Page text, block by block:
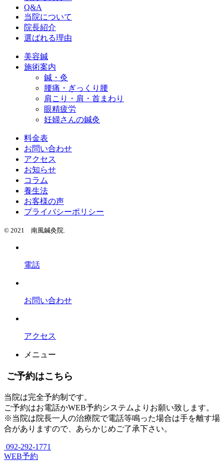
Q&A
当院について
院長紹介
選ばれる理由
美容鍼
施術案内
鍼・灸
腰痛・ぎっくり腰
肩こり・肩・首まわり
眼精疲労
妊婦さんの鍼灸
料金表
お問い合わせ
アクセス
お知らせ
コラム
養生法
お客様の声
プライバシーポリシー
© 2021 南風鍼灸院.
電話
お問い合わせ
アクセス
メニュー
ご予約はこちら
当院は完全予約制です。
ご予約はお電話かWEB予約システムよりお願い致します。
※当院は院長一人の治療院で電話等鳴った場合は手を離す場
合がありますので、あらかじめご了承下さい。
092-292-1771
WEB予約